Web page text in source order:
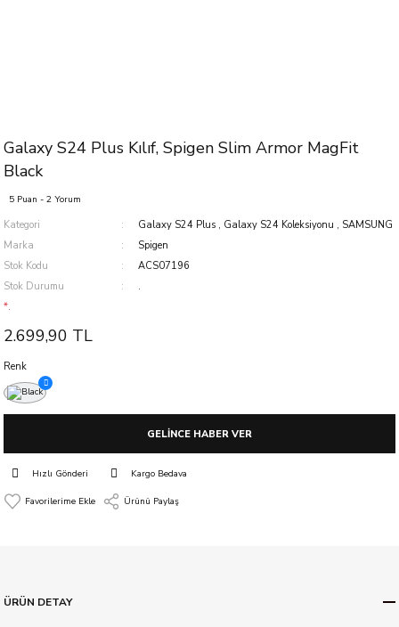
Galaxy S24 Plus Kılıf, Spigen Slim Armor MagFit
Black
5 Puan - 2 Yorum
Kategori Galaxy S24 Plus , Galaxy S24 Koleksiyonu , SAMSUNG
Marka
Spigen
Stok Kodu
ACS07196
Stok Durumu
.
*.
2.699,90 TL
Renk
GELİNCE HABER VER
Hızlı Gönderi Kargo Bedava
Ürünü Paylaş
ÜRÜN DETAY